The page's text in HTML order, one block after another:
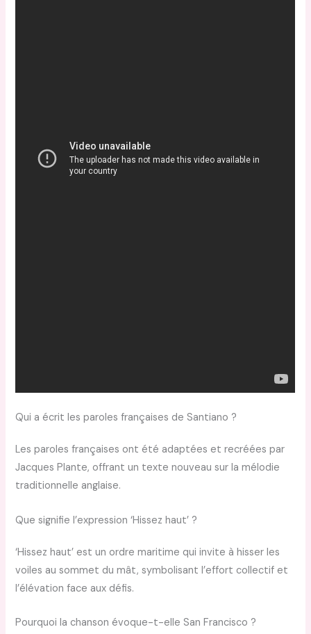
Qui a écrit les paroles françaises de Santiano ?
Les paroles françaises ont été adaptées et recréées par
Jacques Plante, offrant un texte nouveau sur la mélodie
traditionnelle anglaise.
Que signifie l’expression ‘Hissez haut’ ?
‘Hissez haut’ est un ordre maritime qui invite à hisser les
voiles au sommet du mât, symbolisant l’effort collectif et
l’élévation face aux défis.
Pourquoi la chanson évoque-t-elle San Francisco ?